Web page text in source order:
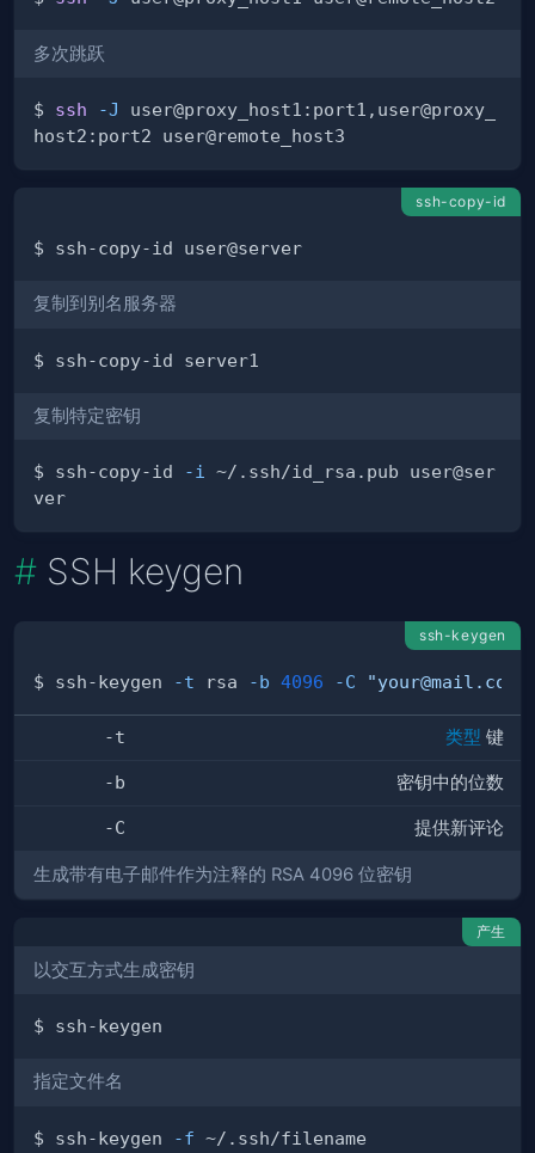
多次跳跃
$ ssh -J
user@proxy_host1:port1,user@proxy_
ssh-copy-id
复制到别名服务器
复制特定密钥
$ ssh-copy-id -i ~/.ssh/id_rsa.pub user@ser
SSH keygen
ssh-keygen
$ ssh-keygen -t rsa -b 4096 -C "your@mail.com"
-t 类型 键
-b 密钥中的位数
-C 提供新评论
生成带有电子邮件作为注释的 RSA 4096 位密钥
产生
以交互方式生成密钥
指定文件名
$ ssh-keygen -f